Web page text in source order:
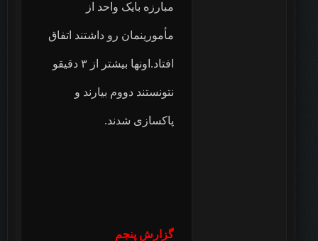
مبارزه بایک واحد از
مأمورینمان رو داشتند اتفاق
افتاد.اونها بیشتر از ۳ دقیقو
نتونستند دووم بیارند و
پاکسازی شدند.
گزارش پنجم